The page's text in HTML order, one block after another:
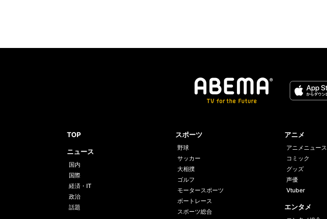
TOP
ニュース
国内
国際
経済・IT
政治
話題
スポーツ
野球
サッカー
大相撲
ゴルフ
モータースポーツ
ボートレース
スポーツ総合
アニメ
アニメニュース
コミック
グッズ
声優
Vtuber
エンタメ